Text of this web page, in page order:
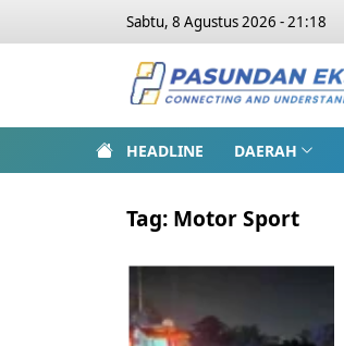
Sabtu, 8 Agustus 2026 - 21:18
HEADLINE DAERAH
Tag: Motor Sport